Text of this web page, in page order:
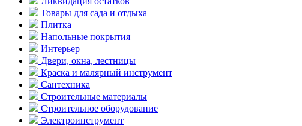
Товары для сада и отдыха
Плитка
Напольные покрытия
Интерьер
Двери, окна, лестницы
Краска и малярный инструмент
Сантехника
Строительные материалы
Строительное оборудование
Электроинструмент